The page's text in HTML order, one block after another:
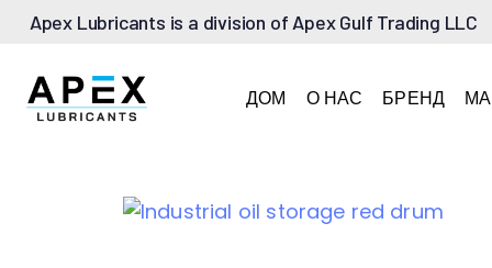
Apex Lubricants is a division of Apex Gulf Trading LLC
ДОМ О НАС БРЕНД